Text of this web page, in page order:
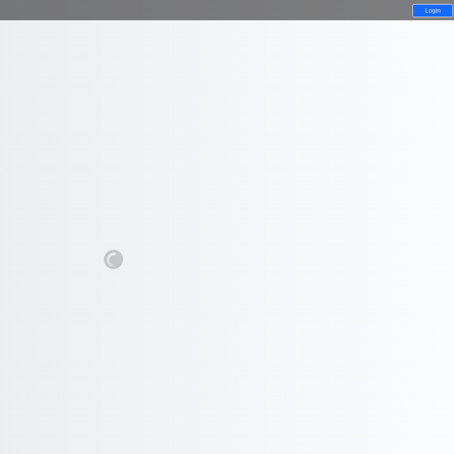
Login